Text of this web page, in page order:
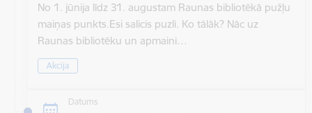
No 1. jūnija līdz 31. augustam Raunas bibliotēkā pužļu
maiņas punkts.Esi salicis puzli. Ko tālāk? Nāc uz
Raunas bibliotēku un apmaini…
Akcija
Datums